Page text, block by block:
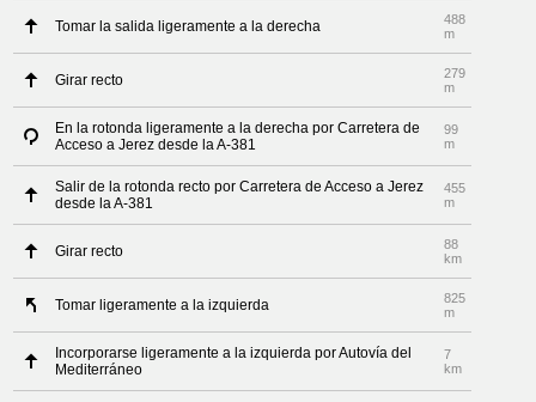
Tomar la salida ligeramente a la derecha
488
m
Girar recto
279
m
En la rotonda ligeramente a la derecha por Carretera de
Acceso a Jerez desde la A-381
99
m
Salir de la rotonda recto por Carretera de Acceso a Jerez
desde la A-381
455
m
Girar recto
88
km
Tomar ligeramente a la izquierda
825
m
Incorporarse ligeramente a la izquierda por Autovía del
Mediterráneo
7
km